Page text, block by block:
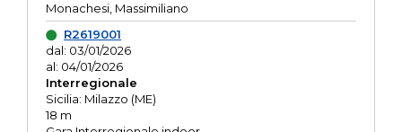
Monachesi, Massimiliano
R2619001
dal: 03/01/2026
al: 04/01/2026
Interregionale
Sicilia: Milazzo (ME)
18 m